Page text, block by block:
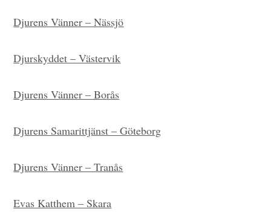
Djurens Vänner – Nässjö
Djurskyddet – Västervik
Djurens Vänner – Borås
Djurens Samarittjänst – Göteborg
Djurens Vänner – Tranås
Evas Katthem – Skara